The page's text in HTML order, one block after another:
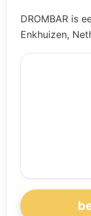
DROMBAR is
Enkhuizen,